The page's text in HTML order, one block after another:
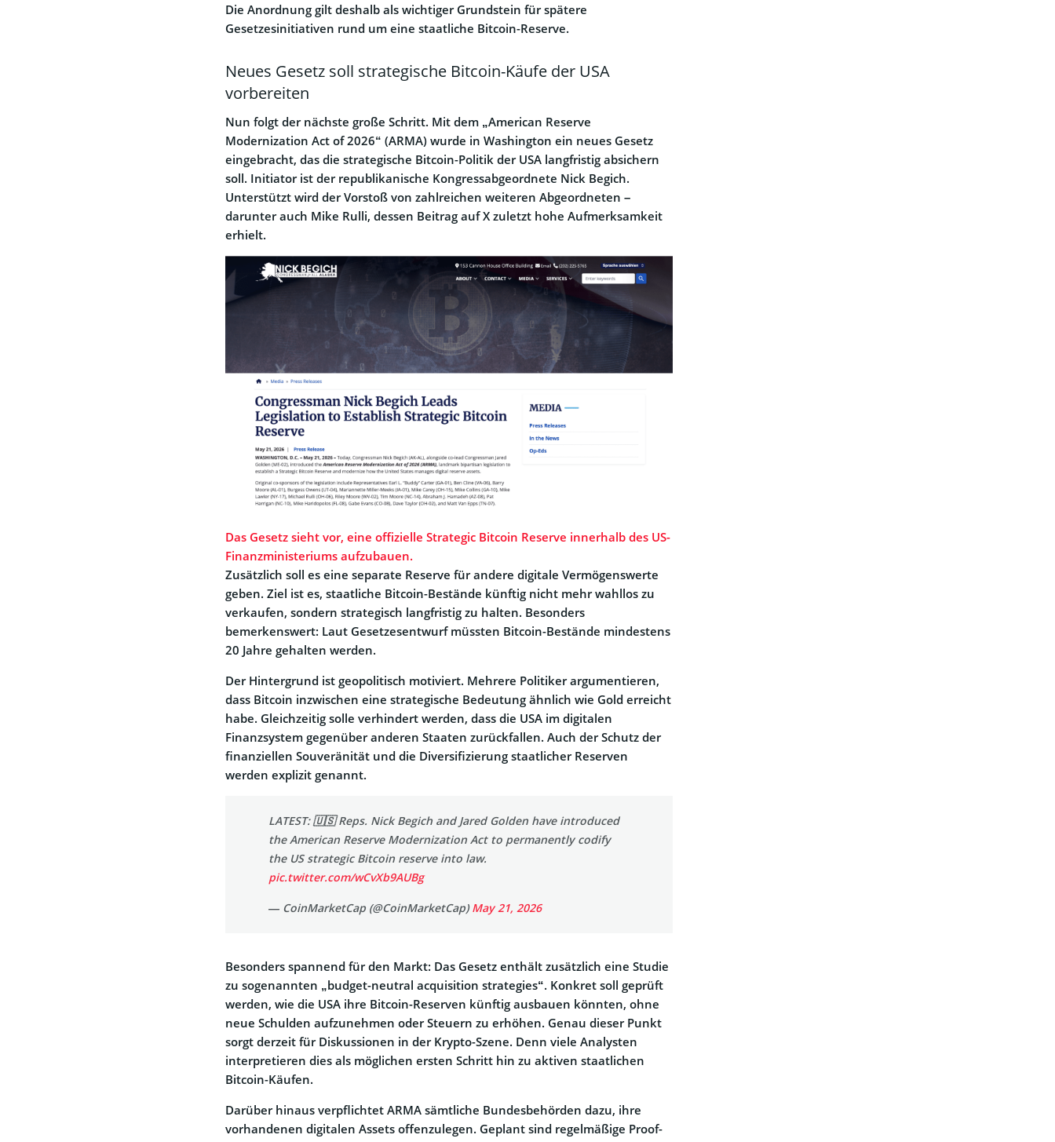
Die Anordnung gilt deshalb als wichtiger Grundstein für spätere
Gesetzesinitiativen rund um eine staatliche Bitcoin-Reserve.
Neues Gesetz soll strategische Bitcoin-Käufe der USA
vorbereiten
Nun folgt der nächste große Schritt. Mit dem „American Reserve
Modernization Act of 2026“ (ARMA) wurde in Washington ein neues Gesetz
eingebracht, das die strategische Bitcoin-Politik der USA langfristig absichern
soll. Initiator ist der republikanische Kongressabgeordnete Nick Begich.
Unterstützt wird der Vorstoß von zahlreichen weiteren Abgeordneten –
darunter auch Mike Rulli, dessen Beitrag auf X zuletzt hohe Aufmerksamkeit
erhielt.
Das Gesetz sieht vor, eine offizielle Strategic Bitcoin Reserve innerhalb des US-
Finanzministeriums aufzubauen.
Zusätzlich soll es eine separate Reserve für andere digitale Vermögenswerte
geben. Ziel ist es, staatliche Bitcoin-Bestände künftig nicht mehr wahllos zu
verkaufen, sondern strategisch langfristig zu halten. Besonders
bemerkenswert: Laut Gesetzesentwurf müssten Bitcoin-Bestände mindestens
20 Jahre gehalten werden.
Der Hintergrund ist geopolitisch motiviert. Mehrere Politiker argumentieren,
dass Bitcoin inzwischen eine strategische Bedeutung ähnlich wie Gold erreicht
habe. Gleichzeitig solle verhindert werden, dass die USA im digitalen
Finanzsystem gegenüber anderen Staaten zurückfallen. Auch der Schutz der
finanziellen Souveränität und die Diversifizierung staatlicher Reserven
werden explizit genannt.
LATEST: 🇺🇸 Reps. Nick Begich and Jared Golden have introduced
the American Reserve Modernization Act to permanently codify
the US strategic Bitcoin reserve into law.
pic.twitter.com/wCvXb9AUBg
— CoinMarketCap (@CoinMarketCap)May 21, 2026
Besonders spannend für den Markt: Das Gesetz enthält zusätzlich eine Studie
zu sogenannten „budget-neutral acquisition strategies“. Konkret soll geprüft
werden, wie die USA ihre Bitcoin-Reserven künftig ausbauen könnten, ohne
neue Schulden aufzunehmen oder Steuern zu erhöhen. Genau dieser Punkt
sorgt derzeit für Diskussionen in der Krypto-Szene. Denn viele Analysten
interpretieren dies als möglichen ersten Schritt hin zu aktiven staatlichen
Bitcoin-Käufen.
Darüber hinaus verpflichtet ARMA sämtliche Bundesbehörden dazu, ihre
vorhandenen digitalen Assets offenzulegen. Geplant sind regelmäßige Proof-